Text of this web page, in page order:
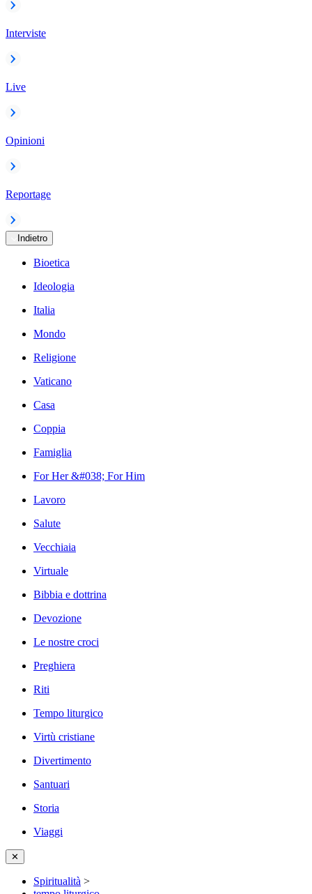
Interviste
Live
Opinioni
Reportage
Indietro
Bioetica
Ideologia
Italia
Mondo
Religione
Vaticano
Casa
Coppia
Famiglia
For Her &#038; For Him
Lavoro
Salute
Vecchiaia
Virtuale
Bibbia e dottrina
Devozione
Le nostre croci
Preghiera
Riti
Tempo liturgico
Virtù cristiane
Divertimento
Santuari
Storia
Viaggi
✕
Spiritualità >